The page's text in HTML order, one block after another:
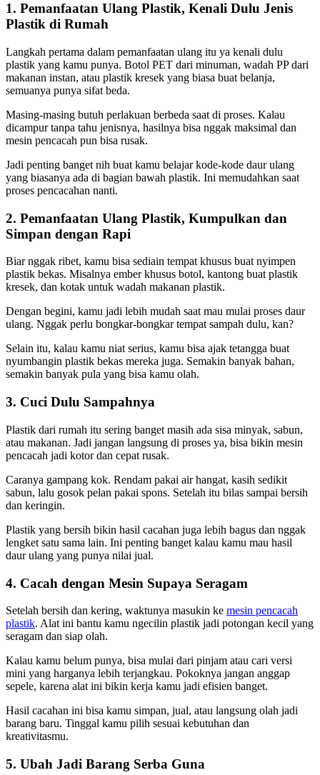
1. Pemanfaatan Ulang Plastik, Kenali Dulu Jenis
Plastik di Rumah
Langkah pertama dalam pemanfaatan ulang itu ya kenali dulu
plastik yang kamu punya. Botol PET dari minuman, wadah PP dari
makanan instan, atau plastik kresek yang biasa buat belanja,
semuanya punya sifat beda.
Masing-masing butuh perlakuan berbeda saat di proses. Kalau
dicampur tanpa tahu jenisnya, hasilnya bisa nggak maksimal dan
mesin pencacah pun bisa rusak.
Jadi penting banget nih buat kamu belajar kode-kode daur ulang
yang biasanya ada di bagian bawah plastik. Ini memudahkan saat
proses pencacahan nanti.
2. Pemanfaatan Ulang Plastik, Kumpulkan dan
Simpan dengan Rapi
Biar nggak ribet, kamu bisa sediain tempat khusus buat nyimpen
plastik bekas. Misalnya ember khusus botol, kantong buat plastik
kresek, dan kotak untuk wadah makanan plastik.
Dengan begini, kamu jadi lebih mudah saat mau mulai proses daur
ulang. Nggak perlu bongkar-bongkar tempat sampah dulu, kan?
Selain itu, kalau kamu niat serius, kamu bisa ajak tetangga buat
nyumbangin plastik bekas mereka juga. Semakin banyak bahan,
semakin banyak pula yang bisa kamu olah.
3. Cuci Dulu Sampahnya
Plastik dari rumah itu sering banget masih ada sisa minyak, sabun,
atau makanan. Jadi jangan langsung di proses ya, bisa bikin mesin
pencacah jadi kotor dan cepat rusak.
Caranya gampang kok. Rendam pakai air hangat, kasih sedikit
sabun, lalu gosok pelan pakai spons. Setelah itu bilas sampai bersih
dan keringin.
Plastik yang bersih bikin hasil cacahan juga lebih bagus dan nggak
lengket satu sama lain. Ini penting banget kalau kamu mau hasil
daur ulang yang punya nilai jual.
4. Cacah dengan Mesin Supaya Seragam
Setelah bersih dan kering, waktunya masukin ke mesin pencacah
plastik. Alat ini bantu kamu ngecilin plastik jadi potongan kecil yang
seragam dan siap olah.
Kalau kamu belum punya, bisa mulai dari pinjam atau cari versi
mini yang harganya lebih terjangkau. Pokoknya jangan anggap
sepele, karena alat ini bikin kerja kamu jadi efisien banget.
Hasil cacahan ini bisa kamu simpan, jual, atau langsung olah jadi
barang baru. Tinggal kamu pilih sesuai kebutuhan dan
kreativitasmu.
5. Ubah Jadi Barang Serba Guna